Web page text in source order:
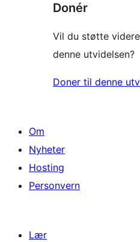
Donér
Vil du støtte
denne utvidelsen?
Doner til denne
Om
Nyheter
Hosting
Personvern
Lær